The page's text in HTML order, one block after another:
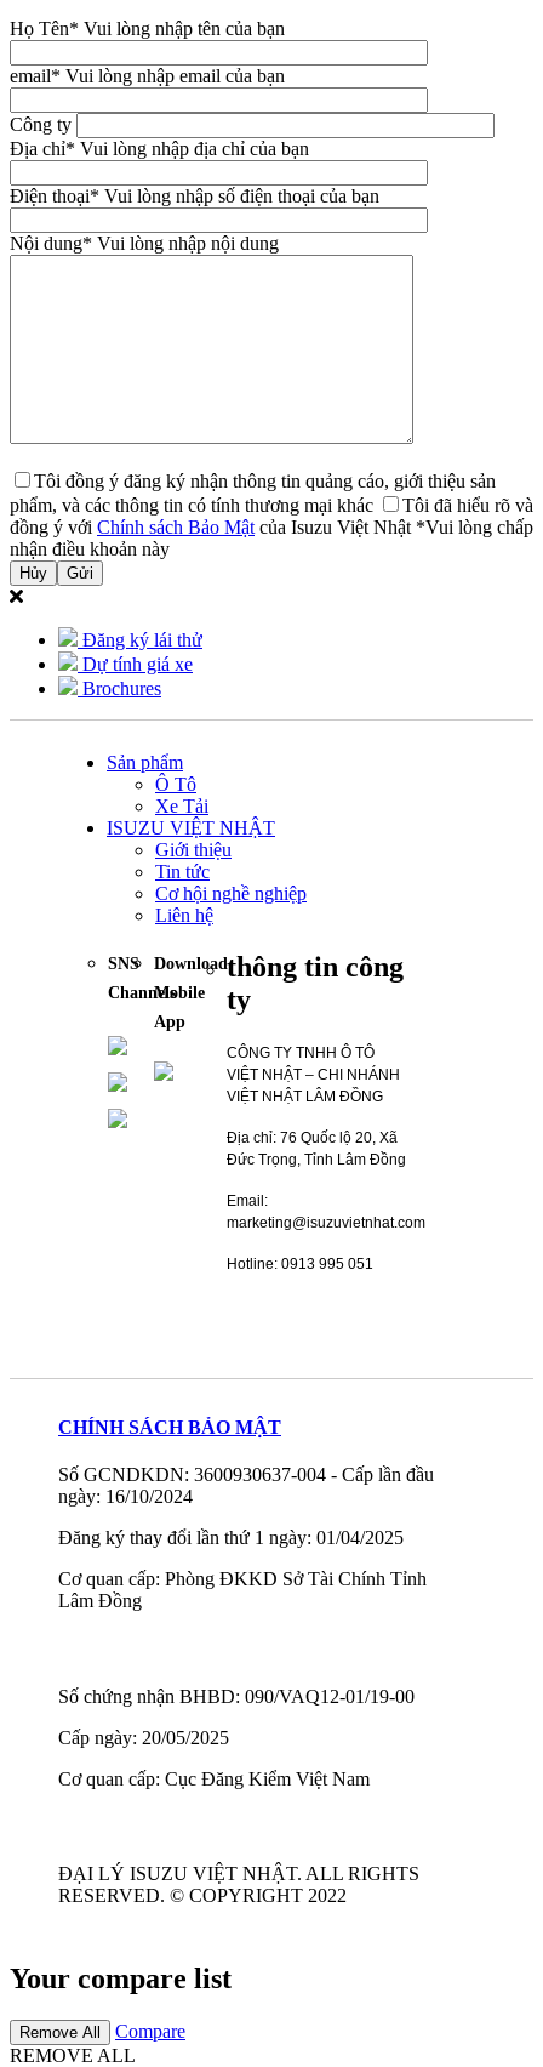
Họ Tên* Vui lòng nhập tên của bạn
email* Vui lòng nhập email của bạn
Công ty
Địa chỉ* Vui lòng nhập địa chỉ của bạn
Điện thoại* Vui lòng nhập số điện thoại của bạn
Nội dung* Vui lòng nhập nội dung
Tôi đồng ý đăng ký nhận thông tin quảng cáo, giới thiệu sản
phẩm, và các thông tin có tính thương mại khác
Tôi đã hiểu rõ và
đồng ý với Chính sách Bảo Mật của Isuzu Việt Nhật *Vui lòng chấp
nhận điều khoản này
Hủy
Đăng ký lái thử
Dự tính giá xe
Brochures
Sản phẩm
Ô Tô
Xe Tải
ISUZU VIỆT NHẬT
Giới thiệu
Tin tức
Cơ hội nghề nghiệp
Liên hệ
SNS
Channels
Download
Mobile
App
thông tin công
ty
CÔNG TY TNHH Ô TÔ
VIỆT NHẬT – CHI NHÁNH
VIỆT NHẬT LÂM ĐỒNG
Địa chỉ: 76 Quốc lộ 20, Xã
Đức Trọng, Tỉnh Lâm Đồng
Email:
marketing@isuzuvietnhat.com
Hotline: 0913 995 051
CHÍNH SÁCH BẢO MẬT
Số GCNDKDN: 3600930637-004 - Cấp lần đầu
ngày: 16/10/2024
Đăng ký thay đổi lần thứ 1 ngày: 01/04/2025
Cơ quan cấp: Phòng ĐKKD Sở Tài Chính Tỉnh
Lâm Đồng
Số chứng nhận BHBD: 090/VAQ12-01/19-00
Cấp ngày: 20/05/2025
Cơ quan cấp: Cục Đăng Kiểm Việt Nam
ĐẠI LÝ ISUZU VIỆT NHẬT. ALL RIGHTS
RESERVED. © COPYRIGHT 2022
Your compare list
Remove All
Compare
REMOVE ALL